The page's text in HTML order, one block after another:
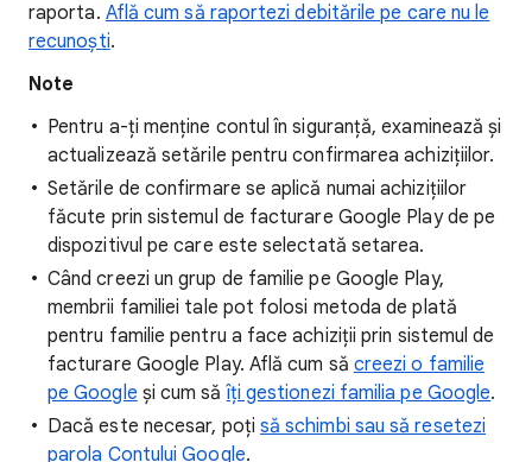
raporta. Află cum să raportezi debitările pe care nu le
recunoști.
Note
Pentru a-ți menține contul în siguranță, examinează și
actualizează setările pentru confirmarea achizițiilor.
Setările de confirmare se aplică numai achizițiilor
făcute prin sistemul de facturare Google Play de pe
dispozitivul pe care este selectată setarea.
Când creezi un grup de familie pe Google Play,
membrii familiei tale pot folosi metoda de plată
pentru familie pentru a face achiziții prin sistemul de
facturare Google Play. Află cum să creezi o familie
pe Google și cum săîți gestionezi familia pe Google.
Dacă este necesar, poți să schimbi sau să resetezi
parola Contului Google.